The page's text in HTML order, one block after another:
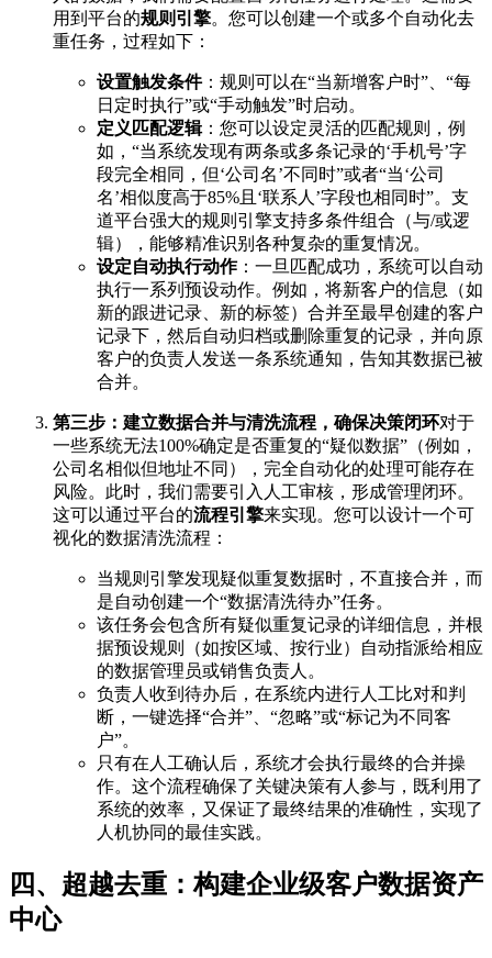
用到平台的规则引擎。您可以创建一个或多个自动化去
重任务，过程如下：
设置触发条件：规则可以在“当新增客户时”、“每
日定时执行”或“手动触发”时启动。
定义匹配逻辑：您可以设定灵活的匹配规则，例
如，“当系统发现有两条或多条记录的‘手机号’字
段完全相同，但‘公司名’不同时”或者“当‘公司
名’相似度高于85%且‘联系人’字段也相同时”。支
道平台强大的规则引擎支持多条件组合（与/或逻
辑），能够精准识别各种复杂的重复情况。
设定自动执行动作：一旦匹配成功，系统可以自动
执行一系列预设动作。例如，将新客户的信息（如
新的跟进记录、新的标签）合并至最早创建的客户
记录下，然后自动归档或删除重复的记录，并向原
客户的负责人发送一条系统通知，告知其数据已被
合并。
第三步：建立数据合并与清洗流程，确保决策闭环对于
一些系统无法100%确定是否重复的“疑似数据”（例如，
公司名相似但地址不同），完全自动化的处理可能存在
风险。此时，我们需要引入人工审核，形成管理闭环。
这可以通过平台的流程引擎来实现。您可以设计一个可
视化的数据清洗流程：
当规则引擎发现疑似重复数据时，不直接合并，而
是自动创建一个“数据清洗待办”任务。
该任务会包含所有疑似重复记录的详细信息，并根
据预设规则（如按区域、按行业）自动指派给相应
的数据管理员或销售负责人。
负责人收到待办后，在系统内进行人工比对和判
断，一键选择“合并”、“忽略”或“标记为不同客
户”。
只有在人工确认后，系统才会执行最终的合并操
作。这个流程确保了关键决策有人参与，既利用了
系统的效率，又保证了最终结果的准确性，实现了
人机协同的最佳实践。
四、超越去重：构建企业级客户数据资产
中心